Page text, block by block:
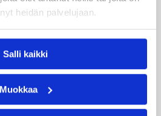
heidän palvelujaan.
Salli kaikki
Muokkaa
ulkomailla